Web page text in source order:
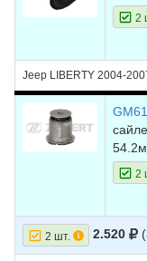
2
Jeep LIBERTY 2004-
2
2 шт. 2.520